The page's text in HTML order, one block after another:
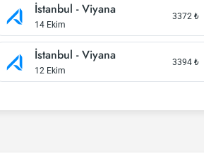
İstanbul - Viyana
14 Ekim
3372 ₺
İstanbul - Viyana
12 Ekim
3394 ₺